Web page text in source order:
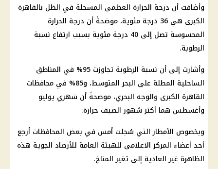
وأضافت أن درجة الحرارة العظمى المسجلة في الظل بالقاهرة
الكبرى هي 36 درجة مئوية، موضحةً أن درجة الحرارة
المحسوسة تصل إلى 40 درجة مئوية بسبب ارتفاع نسبة
الرطوبة.
وأشارت إلى أن نسبة الرطوبة تجاوزت 95% في المناطق
الساحلية المطلة على البحر المتوسط، و85% في محافظات
القاهرة الكبرى والوجه البحري، موضحةً أن شهري يوليو
وأغسطس هما أكثر شهور الصيف حرارة.
وبخصوص الأمطار التي سُجلت أمس في بعض المحافظات أرجع
أحد أعضاء المركز الاعلامى للهيئة العامة للأرصاد الجوية هذه
الظاهرة غير العادية إلى تغير المناخ.